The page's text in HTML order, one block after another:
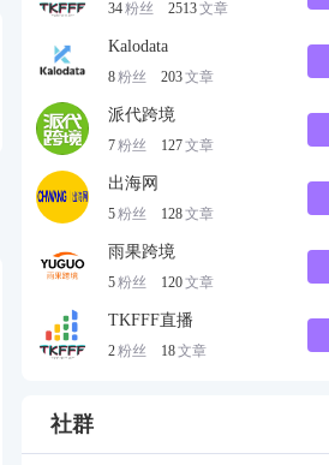
34粉丝 2513文章
Kalodata
8粉丝 203文章
派代跨境
7粉丝 127文章
出海网
5粉丝 128文章
雨果跨境
5粉丝 120文章
TKFFF直播
2粉丝 18文章
社群